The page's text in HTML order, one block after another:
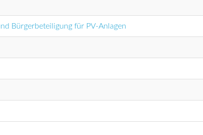
Bürgerbeteiligung für PV-Anlagen